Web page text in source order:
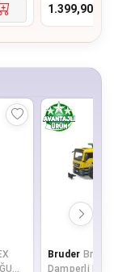
1.399,90
Bruder
Damperli